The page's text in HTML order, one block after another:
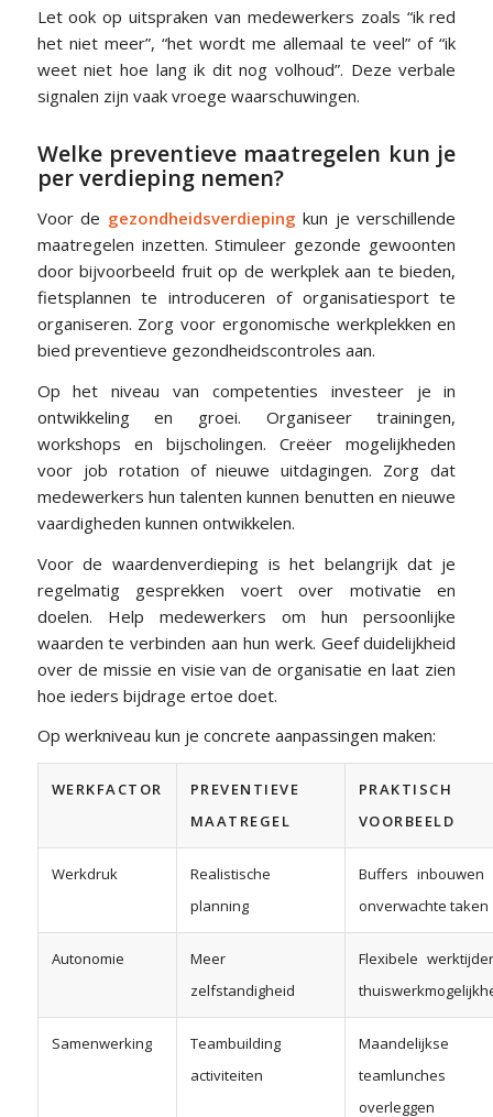
Let ook op uitspraken van medewerkers zoals “ik red
het niet meer”, “het wordt me allemaal te veel” of “ik
weet niet hoe lang ik dit nog volhoud”. Deze verbale
signalen zijn vaak vroege waarschuwingen.
Welke preventieve maatregelen kun je
per verdieping nemen?
Voor de gezondheidsverdieping kun je verschillende
maatregelen inzetten. Stimuleer gezonde gewoonten
door bijvoorbeeld fruit op de werkplek aan te bieden,
fietsplannen te introduceren of organisatiesport te
organiseren. Zorg voor ergonomische werkplekken en
bied preventieve gezondheidscontroles aan.
Op het niveau van competenties investeer je in
ontwikkeling en groei. Organiseer trainingen,
workshops en bijscholingen. Creëer mogelijkheden
voor job rotation of nieuwe uitdagingen. Zorg dat
medewerkers hun talenten kunnen benutten en nieuwe
vaardigheden kunnen ontwikkelen.
Voor de waardenverdieping is het belangrijk dat je
regelmatig gesprekken voert over motivatie en
doelen. Help medewerkers om hun persoonlijke
waarden te verbinden aan hun werk. Geef duidelijkheid
over de missie en visie van de organisatie en laat zien
hoe ieders bijdrage ertoe doet.
Op werkniveau kun je concrete aanpassingen maken:
WERKFACTOR
PREVENTIEVE
MAATREGEL
PRAKTISCH
VOORBEELD
Werkdruk
Realistische
planning
Buffers inbouwen
onverwachte taken
Autonomie
Meer
zelfstandigheid
Flexibele
Samenwerking
Teambuilding
activiteiten
Maandelijkse
overleggen